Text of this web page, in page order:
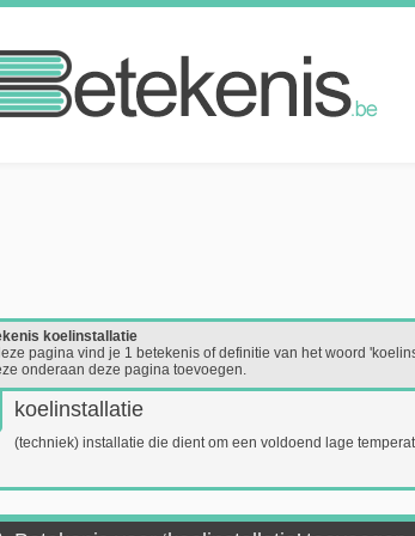
koelinstallatie
pagina vind je 1 betekenis of definitie van het woord
onderaan deze pagina toevoegen.
koelinstallatie
(techniek) installatie die dient om een voldoend lage